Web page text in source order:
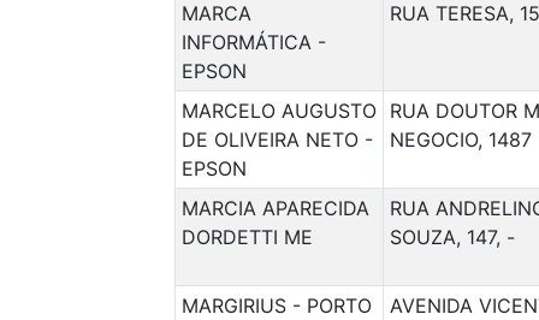
MARCA
INFORMÁTICA -
EPSON
RUA TERESA,
MARCELO AUGUSTO
DE OLIVEIRA NETO -
EPSON
RUA DOUTOR
NEGOCIO, 1487
MARCIA APARECIDA
DORDETTI ME
RUA
SOUZA, 147, -
MARGIRIUS - PORTO
AVENIDA